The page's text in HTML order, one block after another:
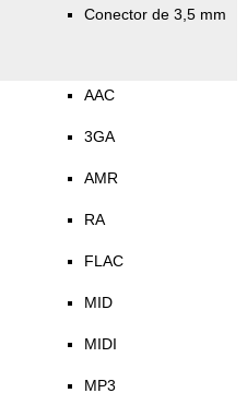
Conector de 3,5 mm
AAC
3GA
AMR
RA
FLAC
MID
MIDI
MP3